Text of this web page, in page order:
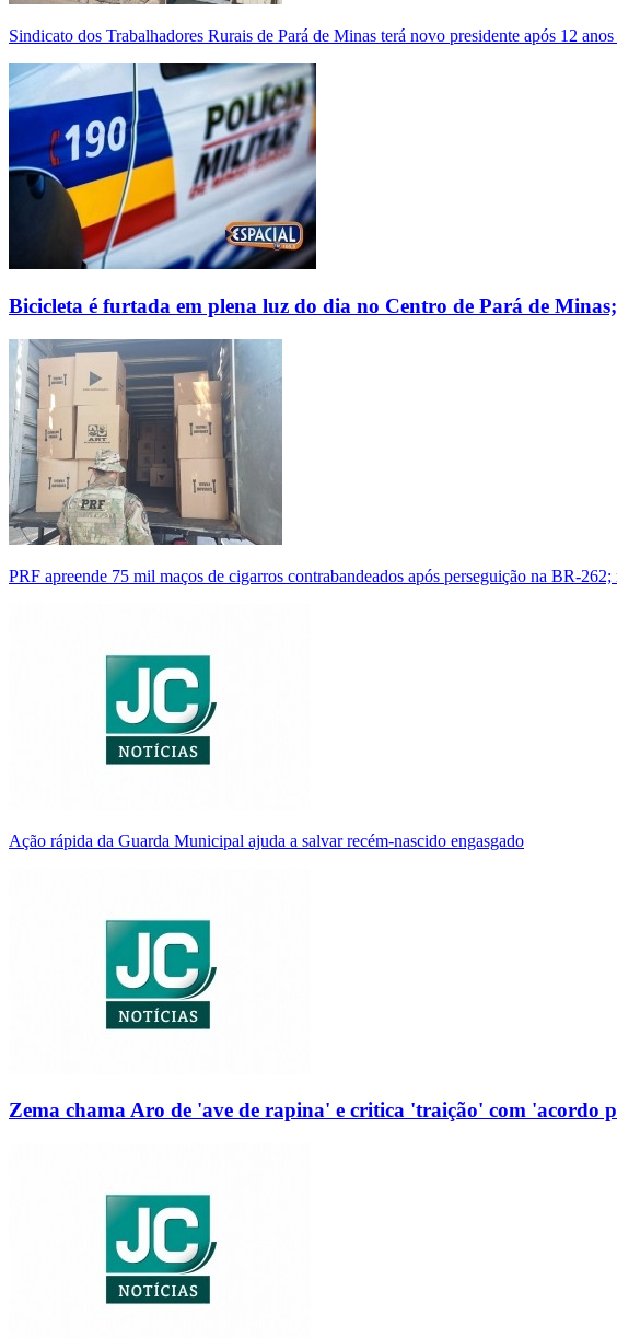
Sindicato dos Trabalhadores Rurais de Pará de Minas terá novo presidente após 12
Bicicleta é furtada em plena luz do dia no Centro de Pará de
PRF apreende 75 mil maços de cigarros contrabandeados após perseguição na BR-
Ação rápida da Guarda Municipal ajuda a salvar recém-nascido engasgado
Zema chama Aro de 'ave de rapina' e critica 'traição' com 'acordo